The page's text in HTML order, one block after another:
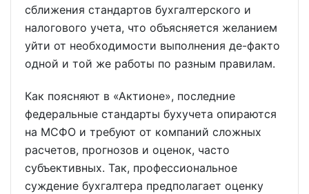
сближения стандартов бухгалтерского и
налогового учета, что объясняется желанием
уйти от необходимости выполнения де-факто
одной и той же работы по разным правилам.
Как поясняют в «Актионе», последние
федеральные стандарты бухучета опираются
на МСФО и требуют от компаний сложных
расчетов, прогнозов и оценок, часто
субъективных. Так, профессиональное
суждение бухгалтера предполагает оценку